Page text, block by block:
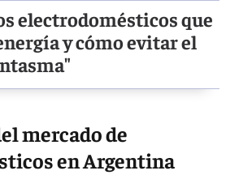
electrodomésticos que
y cómo evitar el
mercado de
en Argentina